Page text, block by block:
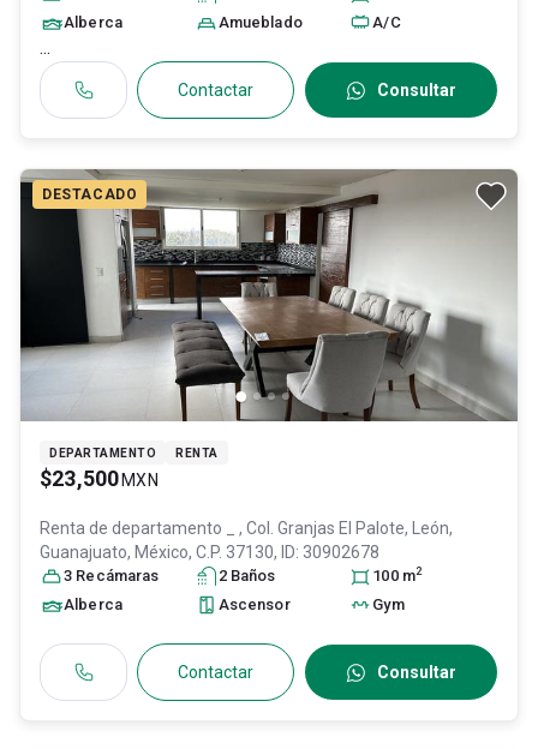
Alberca Amueblado A/C
...
Contactar Consultar
DESTACADO
DEPARTAMENTO RENTA
$23,500 MXN
Renta de departamento _ , Col. Granjas El Palote, León,
Guanajuato, México, C.P. 37130, ID: 30902678
3 Recámaras 2 Baños 100 m2
Alberca Ascensor Gym
Contactar Consultar